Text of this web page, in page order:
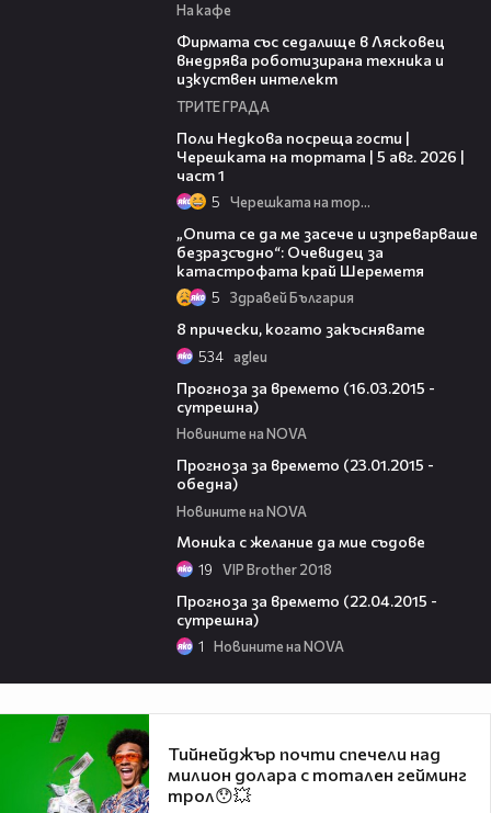
На кафе
Фирмата със седалище в Лясковец
внедрява роботизирана техника и
изкуствен интелект
ТРИТЕ ГРАДА
Поли Недкова посреща гости |
Черешката на тортата | 5 авг. 2026 |
част 1
5 Черешката на тортата
„Опита се да ме засече и изпреварваше
безразсъдно“: Очевидец за
катастрофата край Шереметя
5 Здравей България
8 прически, когато закъснявате
534 agleu
Прогноза за времето (16.03.2015 -
сутрешна)
Новините на NOVA
Прогноза за времето (23.01.2015 -
обедна)
Новините на NOVA
Моника с желание да мие съдове
19 VIP Brother 2018
Прогноза за времето (22.04.2015 -
сутрешна)
1 Новините на NOVA
Тийнейджър почти спечели над
милион долара с тотален гейминг
трол😯💥